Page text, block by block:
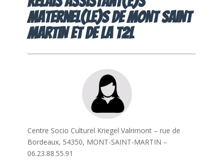
Maternel(le)s de MONT SAINT
MARTIN et de la T2L
Centre Socio Culturel Kriegel Valrimont – rue de
Bordeaux, 54350, MONT-SAINT-MARTIN –
06.23.88.55.91